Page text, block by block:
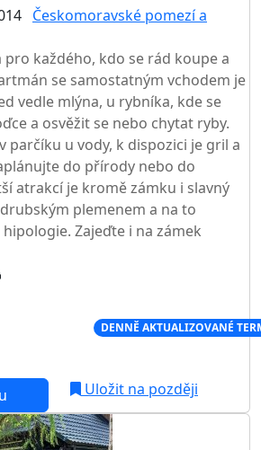
Českomoravské pomezí a
každého, kdo se rád koupe a
se samostatným vchodem je
vedle mlýna, u rybníka, kde se
a osvěžit se nebo chytat ryby.
parčíku u vody, k dispozici je gril a
do přírody nebo do
atrakcí je kromě zámku i slavný
plemenem a na to
Zajeďte i na zámek
DENNĚ AKTUALIZOVANÉ
Uložit na později